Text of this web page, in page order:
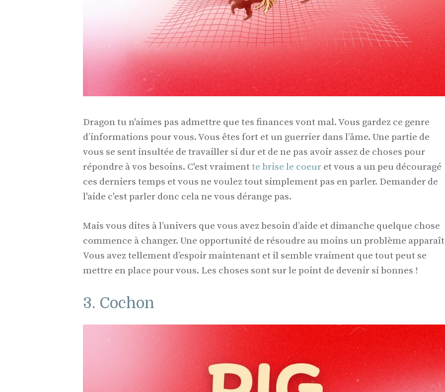
Dragon tu n'aimes pas admettre que tes finances vont mal. Vous gardez ce genre
d’informations pour vous. Vous êtes fort et un guerrier dans l’âme. Une partie de
vous se sent insultée de travailler si dur et de ne pas avoir assez de choses pour
répondre à vos besoins. C'est vraimentte brise le coeur et vous a un peu découragé
ces derniers temps et vous ne voulez tout simplement pas en parler. Demander de
l'aide c'est parler donc cela ne vous dérange pas.
Mais vous dites à l’univers que vous avez besoin d’aide et dimanche quelque chose
commence à changer. Une opportunité de résoudre au moins un problème
Vous avez tellement d’espoir maintenant et il semble vraiment que tout peut se
mettre en place pour vous. Les choses sont sur le point de devenir si bonnes !
3. Cochon